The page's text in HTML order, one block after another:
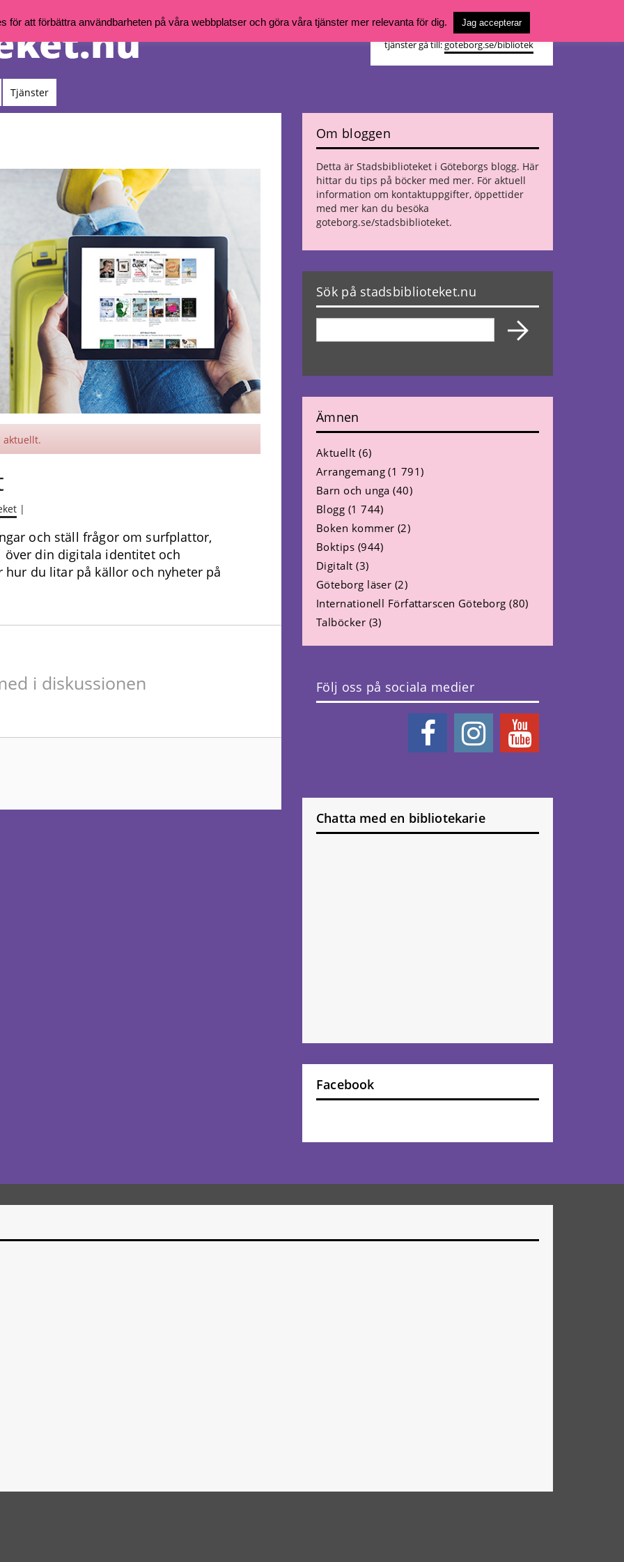
Tjänster
Vill du söka böcker, logga in på ditt
bibliotekskonto eller nå övriga
tjänster gå till:goteborg.se/bibliotek
aktuellt.
|
och ställ frågor om surfplattor,
över din digitala identitet och
du litar på källor och nyheter på
i diskussionen
Om bloggen
Detta är Stadsbiblioteket i Göteborgs blogg. Här
hittar du tips på böcker med mer. För aktuell
information om kontaktuppgifter, öppettider
med mer kan du besöka
goteborg.se/stadsbiblioteket.
Sök på stadsbiblioteket.nu
Ämnen
Aktuellt (6)
Arrangemang(1 791)
Barn och unga (40)
Blogg (1 744)
Boken kommer (2)
Boktips (944)
Digitalt (3)
Göteborg läser (2)
Internationell Författarscen Göteborg (80)
Talböcker (3)
Följ oss på sociala medier
Chatta med en bibliotekarie
Facebook
att förbättra användbarheten på våra webbplatser och göra våra tjänster mer relevanta för dig. Jag accepterar